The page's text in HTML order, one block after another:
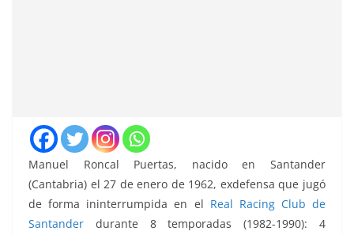
Manuel Roncal Puertas, nacido en Santander
(Cantabria) el 27 de enero de 1962, exdefensa que jugó
de forma ininterrumpida en el Real Racing Club de
Santander durante 8 temporadas (1982-1990): 4